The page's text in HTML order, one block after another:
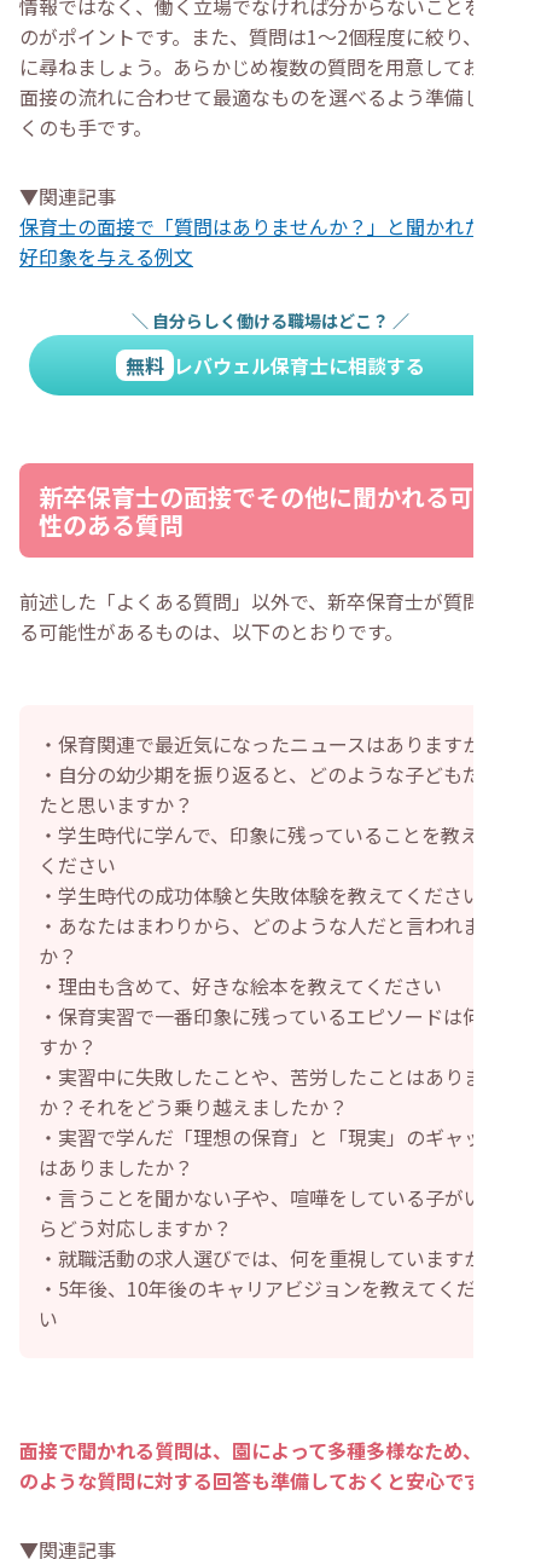
情報ではなく、働く立場でなければ分からないことを聞く
のがポイントです。また、質問は1〜2個程度に絞り、簡潔
に尋ねましょう。あらかじめ複数の質問を用意しておき、
面接の流れに合わせて最適なものを選べるよう準備してお
くのも手です。
▼関連記事
保育士の面接で「質問はありませんか？」と聞かれた際に
好印象を与える例文
＼ 自分らしく働ける職場はどこ？ ／
無料 レバウェル保育士に相談する
新卒保育士の面接でその他に聞かれる可能
性のある質問
前述した「よくある質問」以外で、新卒保育士が質問され
る可能性があるものは、以下のとおりです。
・保育関連で最近気になったニュースはありますか？
・自分の幼少期を振り返ると、どのような子どもだっ
たと思いますか？
・学生時代に学んで、印象に残っていることを教えて
ください
・学生時代の成功体験と失敗体験を教えてください
・あなたはまわりから、どのような人だと言われます
か？
・理由も含めて、好きな絵本を教えてください
・保育実習で一番印象に残っているエピソードは何で
すか？
・実習中に失敗したことや、苦労したことはあります
か？それをどう乗り越えましたか？
・実習で学んだ「理想の保育」と「現実」のギャップ
はありましたか？
・言うことを聞かない子や、喧嘩をしている子がいた
らどう対応しますか？
・就職活動の求人選びでは、何を重視していますか？
・5年後、10年後のキャリアビジョンを教えてくださ
い
面接で聞かれる質問は、園によって多種多様なため、上記
のような質問に対する回答も準備しておくと安心です
▼関連記事